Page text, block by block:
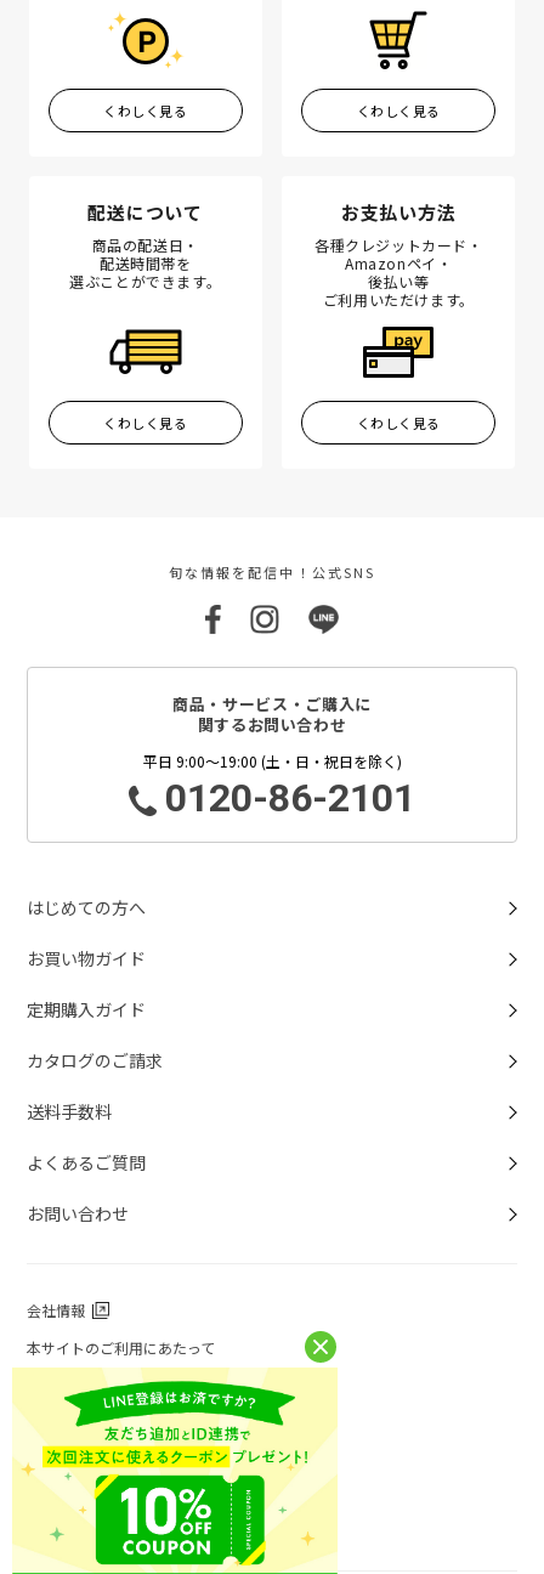
くわしく見る くわしく見る
配送について
商品の配送日・
配送時間帯を
選ぶことができます。
くわしく見る
お支払い方法
各種クレジットカード・
Amazonペイ・
後払い等
ご利用いただけます。
くわしく見る
旬な情報を配信中！公式SNS
商品・サービス・ご購入に
関するお問い合わせ
平日 9:00～19:00 (土・日・祝日を除く)
0120-86-2101
はじめての方へ
お買い物ガイド
定期購入ガイド
カタログのご請求
送料手数料
よくあるご質問
お問い合わせ
会社情報
本サイトのご利用にあたって
個人情報保護方針
個人情報取扱について
特定商取引法に基づく表記
お問い合わせ
ニチレイフーズ公式ホームページ